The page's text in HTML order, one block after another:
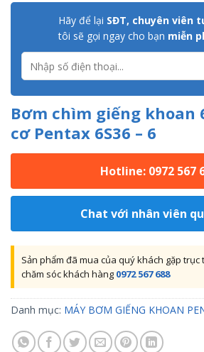
Hãy để lại SĐT, chuyên viên
tôi sẽ gọi ngay cho bạn miễn
Bơm chìm giếng khoan
cơ Pentax 6S36 – 6
Hotline: 0972 567
Chat với nhân viên
Sản phẩm đã mua của quý khách gặp trục
chăm sóc khách hàng 0972 567 688
Danh mục: MÁY BƠM GIẾNG KHOAN